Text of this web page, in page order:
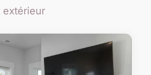
extérieur